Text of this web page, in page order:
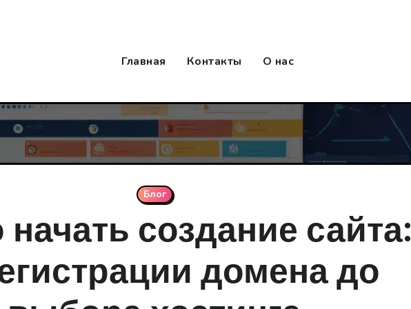
Главная
Контакты О нас
Блог
начать создание сайта:
домена до